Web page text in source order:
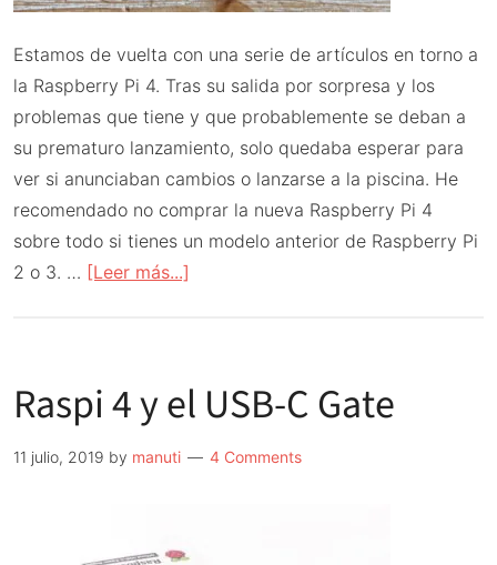
Estamos de vuelta con una serie de artículos en torno a
la Raspberry Pi 4. Tras su salida por sorpresa y los
problemas que tiene y que probablemente se deban a
su prematuro lanzamiento, solo quedaba esperar para
ver si anunciaban cambios o lanzarse a la piscina. He
recomendado no comprar la nueva Raspberry Pi 4
sobre todo si tienes un modelo anterior de Raspberry Pi
2 o 3. … [Leer más...]
4
triplicado
Raspi 4 y el USB-C Gate
11 julio, 2019 by manuti 4 Comments